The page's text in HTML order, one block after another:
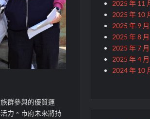
群參與的優質運
力。市府未來將持
2025 年 11
2025 年 10
2025 年 9 月
2025 年 8 月
2025 年 7 月
2025 年 4 月
2024 年 10